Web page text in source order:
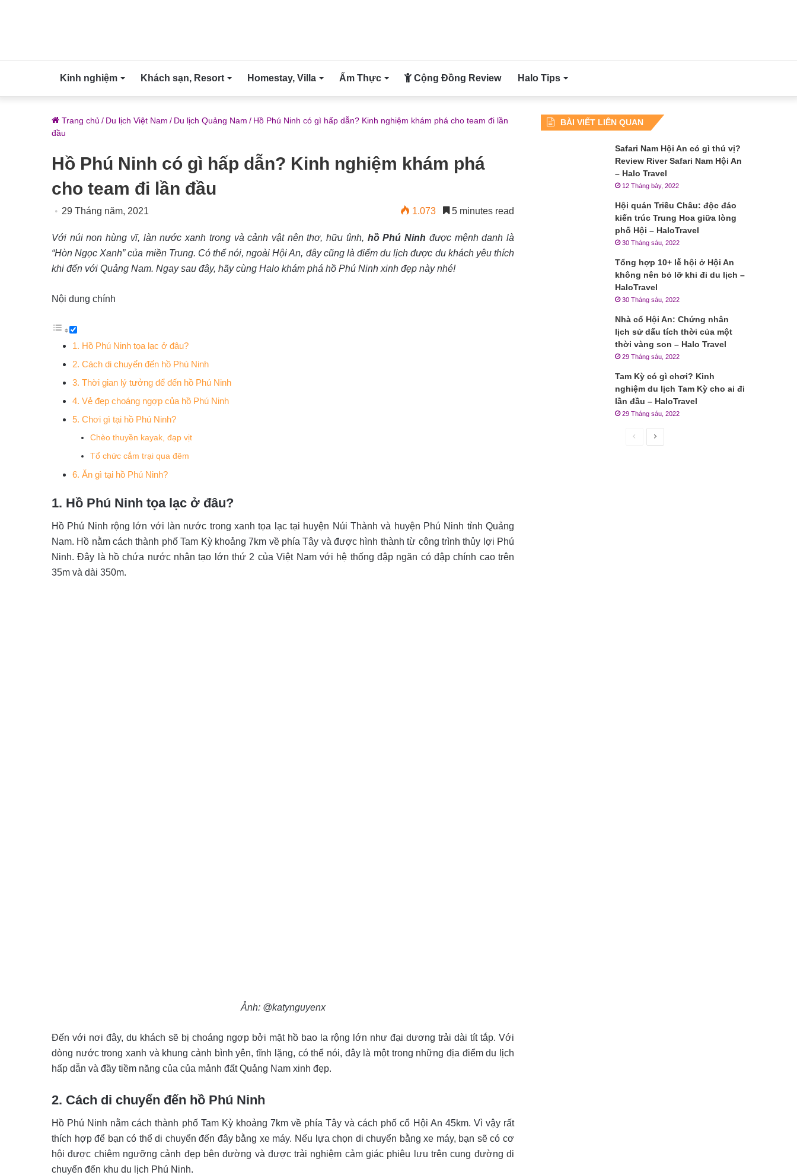
Kinh nghiệm Khách sạn, Resort Homestay, Villa Ẩm Thực Cộng Đồng Review Halo Tips
Trang chủ / Du lịch Việt Nam / Du lịch Quảng Nam / Hồ Phú Ninh có gì hấp dẫn? Kinh nghiệm khám phá cho team đi lần
đầu
Hồ Phú Ninh có gì hấp dẫn? Kinh nghiệm khám phá
cho team đi lần đầu
29 Tháng năm, 2021 1.073 5 minutes read
Với núi non hùng vĩ, làn nước xanh trong và cảnh vật nên thơ, hữu tình, hồ Phú Ninh được mệnh danh là
“Hòn Ngọc Xanh” của miền Trung. Có thể nói, ngoài Hội An, đây cũng là điểm du lịch được du khách yêu thích
khi đến với Quảng Nam. Ngay sau đây, hãy cùng Halo khám phá hồ Phú Ninh xinh đẹp này nhé!
Nội dung chính
1. Hồ Phú Ninh tọa lạc ở đâu?
2. Cách di chuyển đến hồ Phú Ninh
3. Thời gian lý tưởng để đến hồ Phú Ninh
4. Vẻ đẹp choáng ngợp của hồ Phú Ninh
5. Chơi gì tại hồ Phú Ninh?
Chèo thuyền kayak, đạp vịt
Tổ chức cắm trại qua đêm
6. Ăn gì tại hồ Phú Ninh?
1. Hồ Phú Ninh tọa lạc ở đâu?
Hồ Phú Ninh rộng lớn với làn nước trong xanh tọa lạc tại huyện Núi Thành và huyện Phú Ninh tỉnh Quảng
Nam. Hồ nằm cách thành phố Tam Kỳ khoảng 7km về phía Tây và được hình thành từ công trình thủy lợi Phú
Ninh. Đây là hồ chứa nước nhân tạo lớn thứ 2 của Việt Nam với hệ thống đập ngăn có đập chính cao trên
35m và dài 350m.
Ảnh: @katynguyenx
Đến với nơi đây, du khách sẽ bị choáng ngợp bởi mặt hồ bao la rộng lớn như đại dương trải dài tít tắp. Với
dòng nước trong xanh và khung cảnh bình yên, tĩnh lặng, có thể nói, đây là một trong những địa điểm du lịch
hấp dẫn và đầy tiềm năng của của mảnh đất Quảng Nam xinh đẹp.
2. Cách di chuyển đến hồ Phú Ninh
Hồ Phú Ninh nằm cách thành phố Tam Kỳ khoảng 7km về phía Tây và cách phố cổ Hội An 45km. Vì vậy rất
thích hợp để bạn có thể di chuyển đến đây bằng xe máy. Nếu lựa chọn di chuyển bằng xe máy, bạn sẽ có cơ
hội được chiêm ngưỡng cảnh đẹp bên đường và được trải nghiệm cảm giác phiêu lưu trên cung đường di
chuyển đến khu du lịch Phú Ninh.
BÀI VIẾT LIÊN QUAN
Safari Nam Hội An có gì thú vị?
Review River Safari Nam Hội An
– Halo Travel
12 Tháng bảy, 2022
Hội quán Triều Châu: độc đáo
kiến trúc Trung Hoa giữa lòng
phố Hội – HaloTravel
30 Tháng sáu, 2022
Tổng hợp 10+ lễ hội ở Hội An
không nên bỏ lỡ khi đi du lịch –
HaloTravel
30 Tháng sáu, 2022
Nhà cổ Hội An: Chứng nhân
lịch sử dấu tích thời của một
thời vàng son – Halo Travel
29 Tháng sáu, 2022
Tam Kỳ có gì chơi? Kinh
nghiệm du lịch Tam Kỳ cho ai đi
lần đầu – HaloTravel
29 Tháng sáu, 2022
Trang